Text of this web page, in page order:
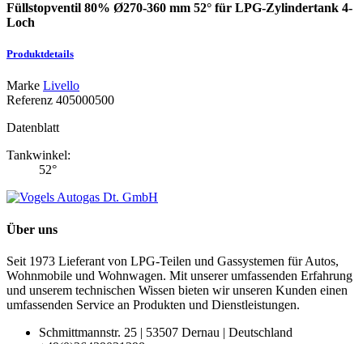
Füllstopventil 80% Ø270-360 mm 52° für LPG-Zylindertank 4-
Loch
Produktdetails
Marke Livello
Referenz 405000500
Datenblatt
Tankwinkel:
52°
Über uns
Seit 1973 Lieferant von LPG-Teilen und Gassystemen für Autos,
Wohnmobile und Wohnwagen. Mit unserer umfassenden Erfahrung
und unserem technischen Wissen bieten wir unseren Kunden einen
umfassenden Service an Produkten und Dienstleistungen.
Schmittmannstr. 25 | 53507 Dernau | Deutschland